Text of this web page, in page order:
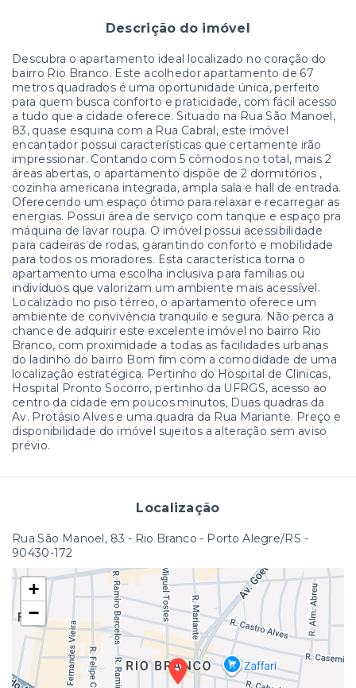
Descrição do imóvel
Descubra o apartamento ideal localizado no coração do
bairro Rio Branco. Este acolhedor apartamento de 67
metros quadrados é uma oportunidade única, perfeito
para quem busca conforto e praticidade, com fácil acesso
a tudo que a cidade oferece. Situado na Rua São Manoel,
83, quase esquina com a Rua Cabral, este imóvel
encantador possui características que certamente irão
impressionar. Contando com 5 cômodos no total, mais 2
áreas abertas, o apartamento dispõe de 2 dormitórios ,
cozinha americana integrada, ampla sala e hall de entrada.
Oferecendo um espaço ótimo para relaxar e recarregar as
energias. Possui área de serviço com tanque e espaço pra
máquina de lavar roupa. O imóvel possui acessibilidade
para cadeiras de rodas, garantindo conforto e mobilidade
para todos os moradores. Esta característica torna o
apartamento uma escolha inclusiva para famílias ou
indivíduos que valorizam um ambiente mais acessível.
Localizado no piso térreo, o apartamento oferece um
ambiente de convivência tranquilo e segura. Não perca a
chance de adquirir este excelente imóvel no bairro Rio
Branco, com proximidade a todas as facilidades urbanas
do ladinho do bairro Bom fim com a comodidade de uma
localização estratégica. Pertinho do Hospital de Clinicas,
Hospital Pronto Socorro, pertinho da UFRGS, acesso ao
centro da cidade em poucos minutos, Duas quadras da
Av. Protásio Alves e uma quadra da Rua Mariante. Preço e
disponibilidade do imóvel sujeitos a alteração sem aviso
prévio.
Localização
Rua São Manoel, 83 - Rio Branco - Porto Alegre/RS -
90430-172
+
−